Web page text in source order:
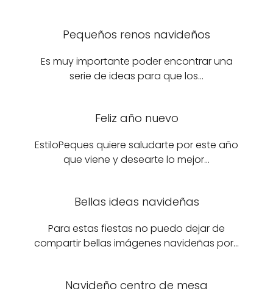
Pequeños renos navideños
Es muy importante poder encontrar una
serie de ideas para que los…
Feliz año nuevo
EstiloPeques quiere saludarte por este año
que viene y desearte lo mejor…
Bellas ideas navideñas
Para estas fiestas no puedo dejar de
compartir bellas imágenes navideñas por…
Navideño centro de mesa